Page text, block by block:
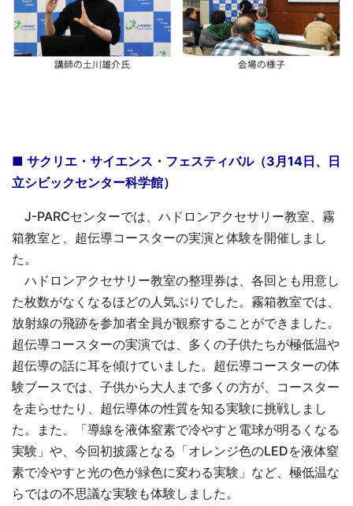
■ サクリエ・サイエンス・フェスティバル（3月14日、日
立シビックセンター科学館）
J-PARCセンターでは、ハドロンアクセサリー教室、霧
箱教室と、超伝導コースターの実演と体験を開催しまし
た。
ハドロンアクセサリー教室の整理券は、各回とも用意し
た枚数がなくなるほどの人気ぶりでした。霧箱教室では、
放射線の飛跡を参加者全員が観察することができました。
超伝導コースターの実演では、多くの子供たちが極低温や
超伝導の話に耳を傾けていました。超伝導コースターの体
験ブースでは、子供から大人まで多くの方が、コースター
を走らせたり、超伝導体の性質を知る実験に挑戦しまし
た。また、「導線を液体窒素で冷やすと電球が明るくなる
実験」や、今回初披露となる「オレンジ色のLEDを液体窒
素で冷やすと光の色が緑色に変わる実験」など、極低温な
らではの不思議な実験も体験しました。